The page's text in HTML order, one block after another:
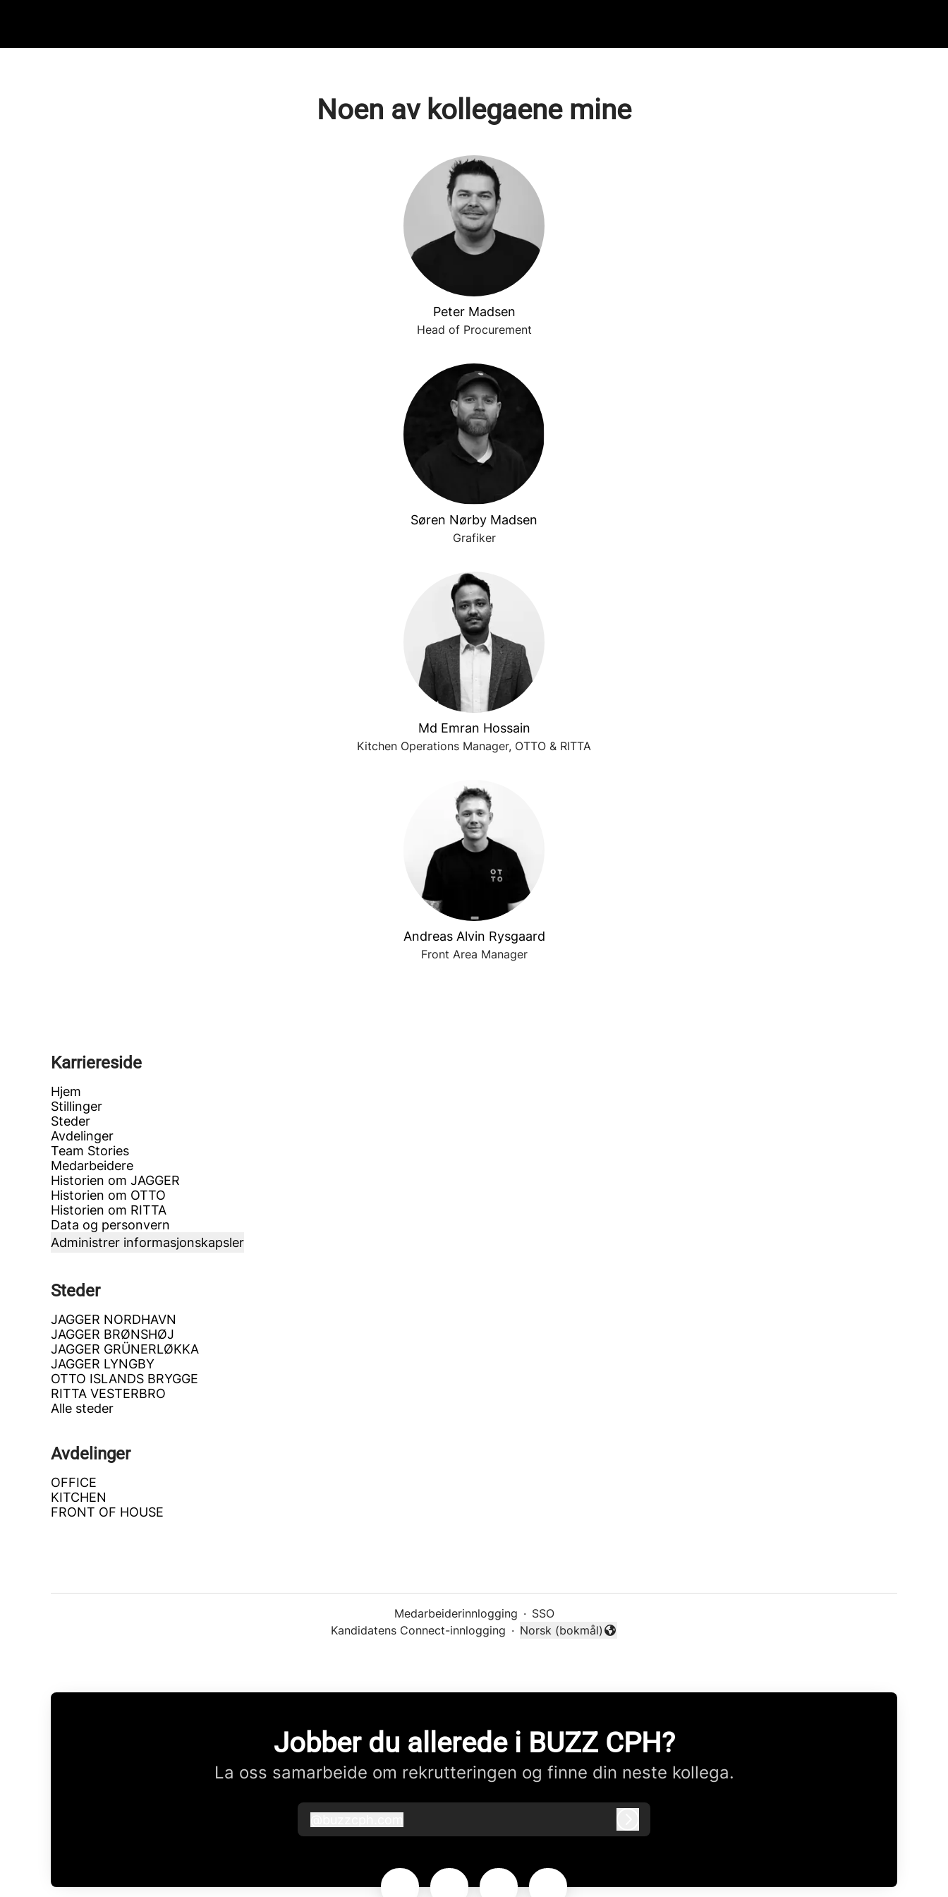
Noen av kollegaene mine
Peter Madsen
Head of Procurement
Søren Nørby Madsen
Grafiker
Md Emran Hossain
Kitchen Operations Manager, OTTO & RITTA
Andreas Alvin Rysgaard
Front Area Manager
Karriereside
Hjem
Stillinger
Steder
Avdelinger
Team Stories
Medarbeidere
Historien om JAGGER
Historien om OTTO
Historien om RITTA
Data og personvern
Administrer informasjonskapsler
Steder
JAGGER NORDHAVN
JAGGER BRØNSHØJ
JAGGER GRÜNERLØKKA
JAGGER LYNGBY
OTTO ISLANDS BRYGGE
RITTA VESTERBRO
Alle steder
Avdelinger
OFFICE
KITCHEN
FRONT OF HOUSE
Medarbeiderinnlogging · SSO
Kandidatens Connect-innlogging ·
Endre språk
Norsk (bokmål)
Jobber du allerede i BUZZ CPH?
La oss samarbeide om rekrutteringen og finne din neste kollega.
buzzcph.com